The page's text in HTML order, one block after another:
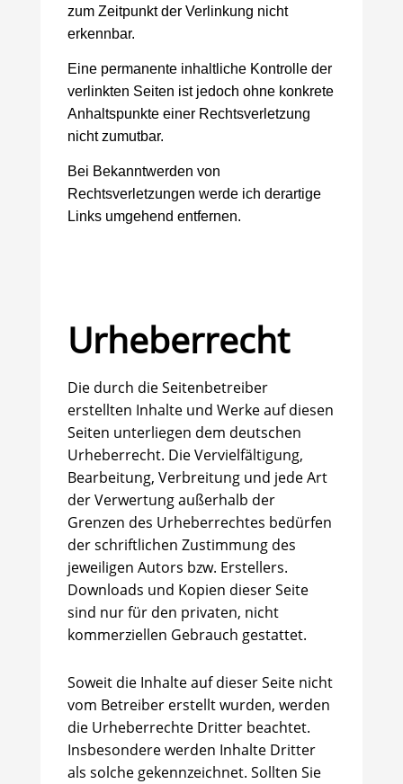
zum Zeitpunkt der Verlinkung nicht
erkennbar.
Eine permanente inhaltliche Kontrolle der
verlinkten Seiten ist jedoch ohne konkrete
Anhaltspunkte einer Rechtsverletzung
nicht zumutbar.
Bei Bekanntwerden von
Rechtsverletzungen werde ich derartige
Links umgehend entfernen.
Urheberrecht
Die durch die Seitenbetreiber
erstellten Inhalte und Werke auf diesen
Seiten unterliegen dem deutschen
Urheberrecht. Die Vervielfältigung,
Bearbeitung, Verbreitung und jede Art
der Verwertung außerhalb der
Grenzen des Urheberrechtes bedürfen
der schriftlichen Zustimmung des
jeweiligen Autors bzw. Erstellers.
Downloads und Kopien dieser Seite
sind nur für den privaten, nicht
kommerziellen Gebrauch gestattet.
Soweit die Inhalte auf dieser Seite nicht
vom Betreiber erstellt wurden, werden
die Urheberrechte Dritter beachtet.
Insbesondere werden Inhalte Dritter
als solche gekennzeichnet. Sollten Sie